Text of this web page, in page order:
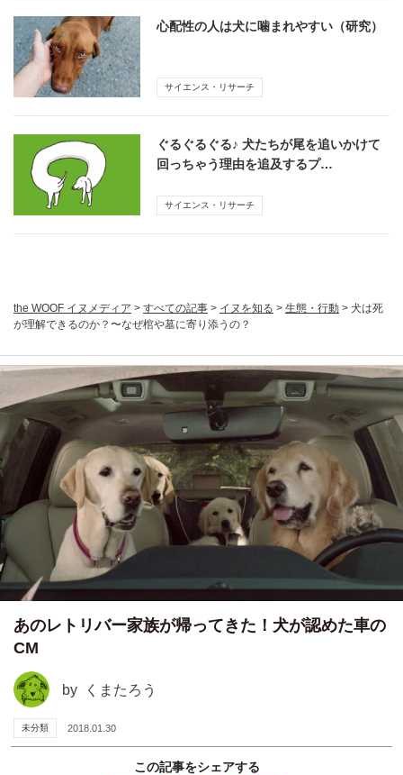
心配性の人は犬に噛まれやすい（研究）
サイエンス・リサーチ
ぐるぐるぐる♪ 犬たちが尾を追いかけて
回っちゃう理由を追及するプ…
サイエンス・リサーチ
the WOOF イヌメディア > すべての記事 > イヌを知る > 生態・行動 > 犬は死
が理解できるのか？〜なぜ棺や墓に寄り添うの？
あのレトリバー家族が帰ってきた！犬が認めた車の
CM
by くまたろう
未分類 2018.01.30
この記事をシェアする